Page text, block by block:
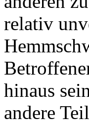
relativ
hinaus
andere